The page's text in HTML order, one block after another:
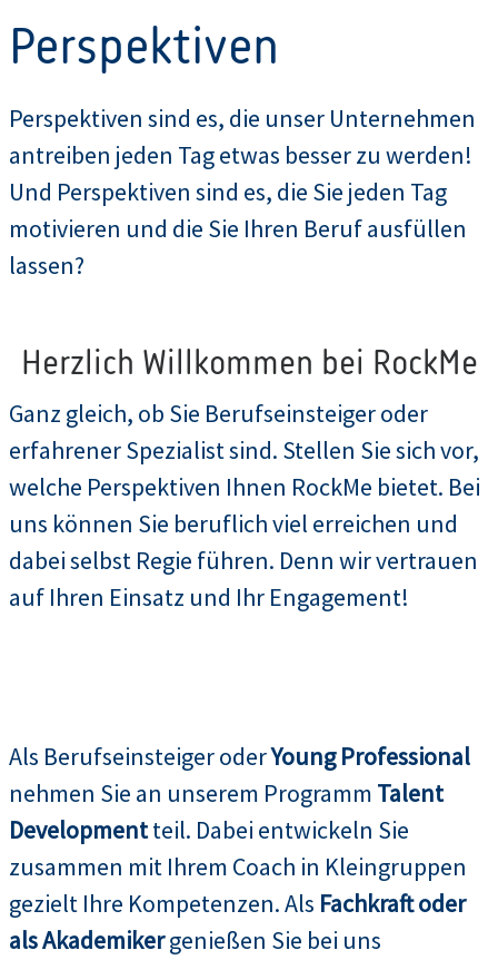
Perspektiven
Perspektiven sind es, die unser Unternehmen
antreiben jeden Tag etwas besser zu werden!
Und Perspektiven sind es, die Sie jeden Tag
motivieren und die Sie Ihren Beruf ausfüllen
lassen?
Herzlich Willkommen bei RockMe
Ganz gleich, ob Sie Berufseinsteiger oder
erfahrener Spezialist sind. Stellen Sie sich vor,
welche Perspektiven Ihnen RockMe bietet. Bei
uns können Sie beruflich viel erreichen und
dabei selbst Regie führen. Denn wir vertrauen
auf Ihren Einsatz und Ihr Engagement!
Als Berufseinsteiger oderYoung Professional
nehmen Sie an unserem Programm Talent
Developmentteil. Dabei entwickeln Sie
zusammen mit Ihrem Coach in Kleingruppen
gezielt Ihre Kompetenzen. Als Fachkraft oder
als Akademikergenießen Sie bei uns